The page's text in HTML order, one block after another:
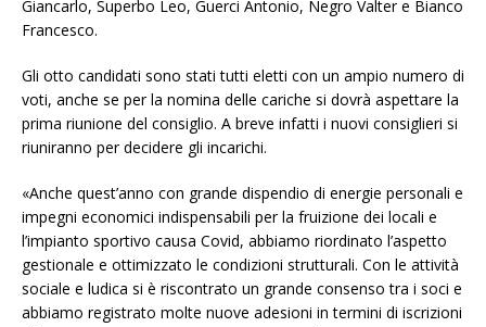
Giancarlo, Superbo Leo, Guerci Antonio, Negro Valter e Bianco
Francesco.
Gli otto candidati sono stati tutti eletti con un ampio numero di
voti, anche se per la nomina delle cariche si dovrà aspettare la
prima riunione del consiglio. A breve infatti i nuovi consiglieri si
riuniranno per decidere gli incarichi.
«Anche quest’anno con grande dispendio di energie personali e
impegni economici indispensabili per la fruizione dei locali e
l’impianto sportivo causa Covid, abbiamo riordinato l’aspetto
gestionale e ottimizzato le condizioni strutturali. Con le attività
sociale e ludica si è riscontrato un grande consenso tra i soci e
abbiamo registrato molte nuove adesioni in termini di iscrizioni